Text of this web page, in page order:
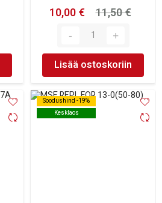
10,00 €
11,50 €
Lisää ostoskoriin
Soodushind -19%
Kesklaos
Soodushind -19%
Kesklaos